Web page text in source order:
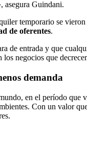
asegura Guindani.
temporario se
de oferentes.
de entrada y que
negocios que
demanda
en el período que
Con un valor